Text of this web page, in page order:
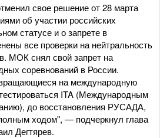
свое решение от 28 марта
об участии российских
статусе и о запрете в
все проверки на нейтральность
МОК снял свой запрет на
соревнований в России.
на международную
ITA (Международным
до восстановления РУСАДА,
ходом", — подчеркнул глава
Дегтярев.